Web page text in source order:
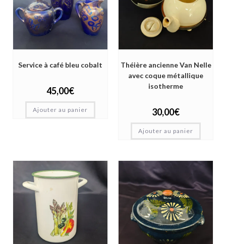
Service à café bleu cobalt
45,00€
Ajouter au panier
Théière ancienne Van Nelle
avec coque métallique
isotherme
30,00€
Ajouter au panier